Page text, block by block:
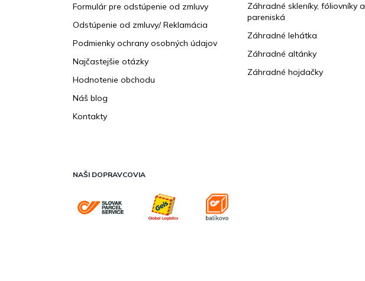
Formulár pre odstúpenie od zmluvy
Odstúpenie od zmluvy/ Reklamácia
Podmienky ochrany osobných údajov
Najčastejšie otázky
Hodnotenie obchodu
Náš blog
Kontakty
Záhradné skleníky, fóliovníky a
pareniská
Záhradné lehátka
Záhradné altánky
Záhradné hojdačky
NAŠI DOPRAVCOVIA